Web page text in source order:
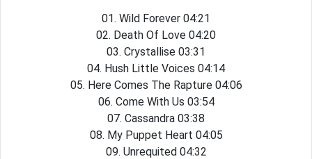
01. Wild Forever 04:21
02. Death Of Love 04:20
03. Crystallise 03:31
04. Hush Little Voices 04:14
05. Here Comes The Rapture 04:06
06. Come With Us 03:54
07. Cassandra 03:38
08. My Puppet Heart 04:05
09. Unrequited 04:32